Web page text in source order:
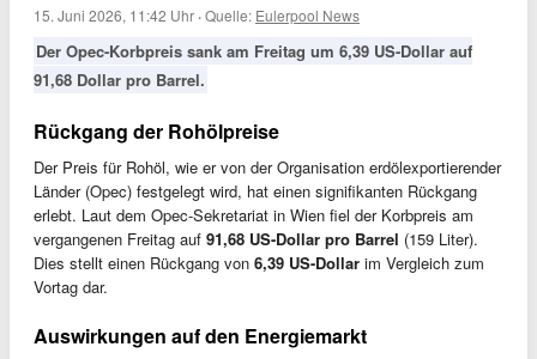
15. Juni 2026, 11:42 Uhr ·Quelle: Eulerpool News
Der Opec-Korbpreis sank am Freitag um 6,39 US-Dollar auf
91,68 Dollar pro Barrel.
Rückgang der Rohölpreise
Der Preis für Rohöl, wie er von der Organisation erdölexportierender
Länder (Opec) festgelegt wird, hat einen signifikanten Rückgang
erlebt. Laut dem Opec-Sekretariat in Wien fiel der Korbpreis am
vergangenen Freitag auf 91,68 US-Dollar pro Barrel (159 Liter).
Dies stellt einen Rückgang von 6,39 US-Dollar im Vergleich zum
Vortag dar.
Auswirkungen auf den Energiemarkt